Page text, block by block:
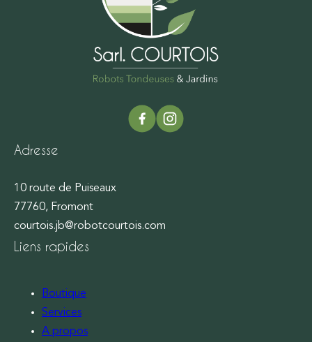
Adresse
10 route de Puiseaux
77760, Fromont
courtois.jb@robotcourtois.com
Liens rapides
Boutique
Services
A propos